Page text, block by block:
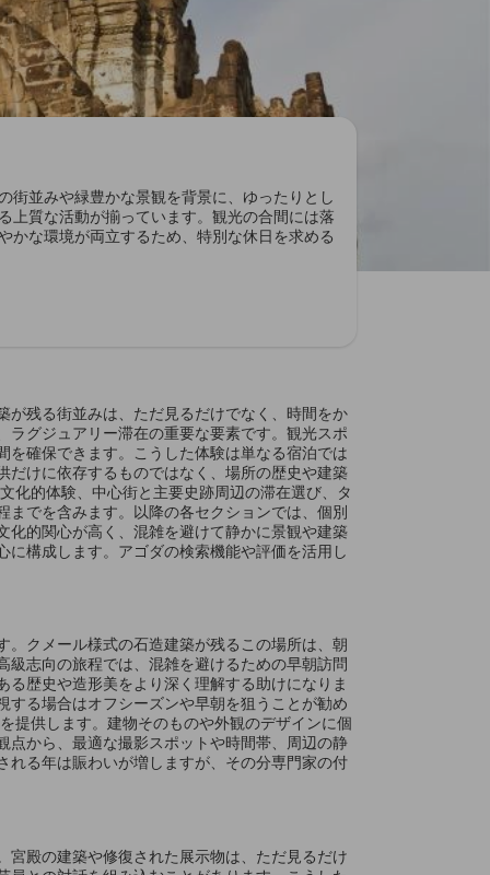
街並みや緑豊かな景観を背景に、ゆったりとし
上質な活動が揃っています。観光の合間には落
かな環境が両立するため、特別な休日を求める
残る街並みは、ただ見るだけでなく、時間をか
グジュアリー滞在の重要な要素です。観光スポ
確保できます。こうした体験は単なる宿泊では
けに依存するものではなく、場所の歴史や建築
化的体験、中心街と主要史跡周辺の滞在選び、タ
でを含みます。以降の各セクションでは、個別
的関心が高く、混雑を避けて静かに景観や建築
構成します。アゴダの検索機能や評価を活用し
クメール様式の石造建築が残るこの場所は、朝
志向の旅程では、混雑を避けるための早朝訪問
歴史や造形美をより深く理解する助けになりま
る場合はオフシーズンや早朝を狙うことが勧め
提供します。建物そのものや外観のデザインに個
から、最適な撮影スポットや時間帯、周辺の静
る年は賑わいが増しますが、その分専門家の付
殿の建築や修復された展示物は、ただ見るだけ